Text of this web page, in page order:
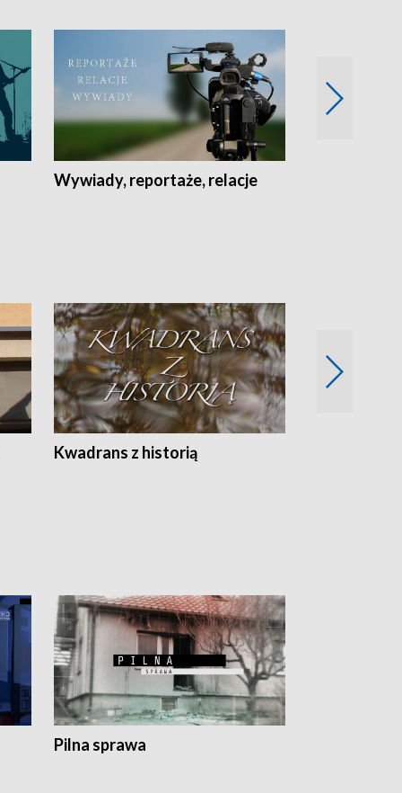
Wywiady, reportaże, relacje
Kwadrans z historią
Pilna sprawa